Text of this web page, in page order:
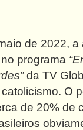
de 2022, a
programa
da TV
O
de 20% de